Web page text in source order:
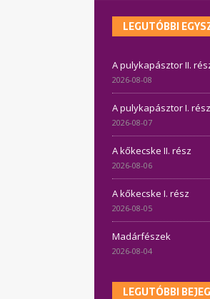
LEGUTÓBBI
A pulykapásztor II.
2026-08-08
A pulykapásztor I. rész
2026-08-07
A kőkecske II. rész
2026-08-06
A kőkecske I. rész
2026-08-05
Madárfészek
2026-08-04
LEGUTÓBBI